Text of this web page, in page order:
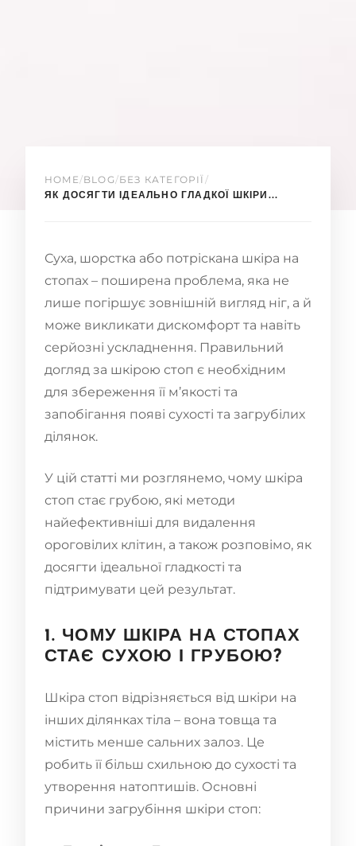
HOME/BLOG/БЕЗ КАТЕГОРІЇ /
ЯК ДОСЯГТИ ІДЕАЛЬНО ГЛАДКОЇ ШКІРИ...
Суха, шорстка або потріскана шкіра на
стопах – поширена проблема, яка не
лише погіршує зовнішній вигляд ніг, а й
може викликати дискомфорт та навіть
серйозні ускладнення. Правильний
догляд за шкірою стоп є необхідним
для збереження її м’якості та
запобігання появі сухості та загрубілих
ділянок.
У цій статті ми розглянемо, чому шкіра
стоп стає грубою, які методи
найефективніші для видалення
ороговілих клітин, а також розповімо, як
досягти ідеальної гладкості та
підтримувати цей результат.
1. ЧОМУ ШКІРА НА СТОПАХ
СТАЄ СУХОЮ І ГРУБОЮ?
Шкіра стоп відрізняється від шкіри на
інших ділянках тіла – вона товща та
містить менше сальних залоз. Це
робить її більш схильною до сухості та
утворення натоптишів. Основні
причини загрубіння шкіри стоп: